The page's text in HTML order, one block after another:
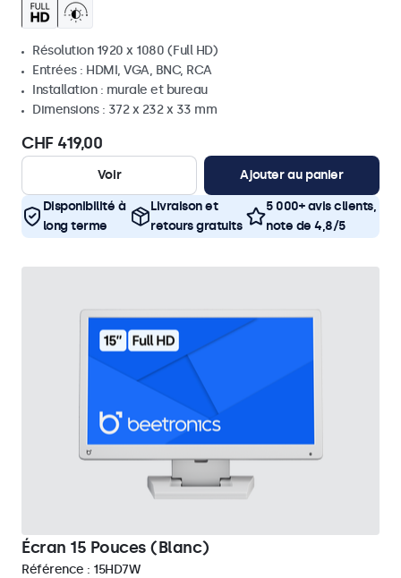
Résolution 1920 x 1080 (Full HD)
Entrées : HDMI, VGA, BNC, RCA
Installation : murale et bureau
Dimensions : 372 x 232 x 33 mm
CHF 419,00
Voir Ajouter au panier
Disponibilité à
long terme
Livraison et
retours gratuits
5 000+ avis clients,
note de 4,8/5
Écran 15 Pouces (Blanc)
Référence : 15HD7W